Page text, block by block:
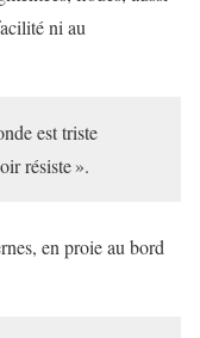
ni au
est triste
résiste ».
en proie au bord